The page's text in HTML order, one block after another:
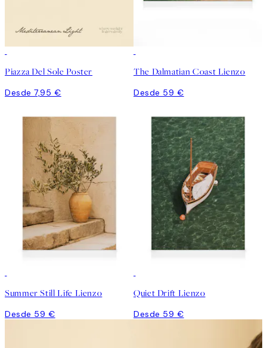
Piazza Del Sole Poster
Desde 7,95 €
The Dalmatian Coast Lienzo
Desde 59 €
Summer Still Life Lienzo
Desde 59 €
Quiet Drift Lienzo
Desde 59 €